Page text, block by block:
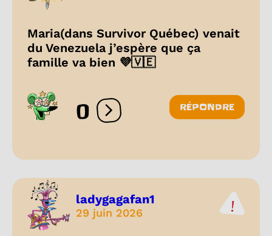
Maria(dans Survivor Québec) venait
du Venezuela j’espère que ça
famille va bien 💜🇻🇪
0 Ouvrir les réactions
RÉPONDRE
ladygagafan1
29 juin 2026